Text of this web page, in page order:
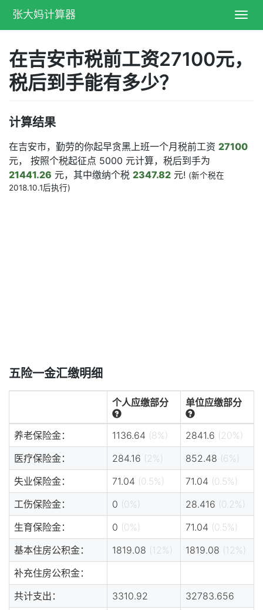
张大妈计算器
在吉安市税前工资27100元，
税后到手能有多少？
计算结果
在吉安市，勤劳的你起早贪黑上班一个月税前工资 27100
元， 按照个税起征点 5000 元计算，税后到手为
21441.26 元，其中缴纳个税 2347.82 元! (新个税在
2018.10.1后执行)
五险一金汇缴明细
个人应缴部分 单位应缴部分
养老保险金： 1136.64 (8%) 2841.6 (20%)
医疗保险金：
284.16 (2%) 852.48 (6%)
失业保险金：
71.04 (0.5%) 71.04 (0.5%)
工伤保险金：
0 (0%) 28.416 (0.2%)
生育保险金：
0 (0%) 71.04 (0.5%)
基本住房公积金：
1819.08 (12%) 1819.08 (12%)
补充住房公积金：
共计支出：
3310.92
32783.656